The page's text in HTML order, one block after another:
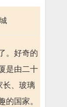
。好奇的
是由二十
长、玻璃
的国家。